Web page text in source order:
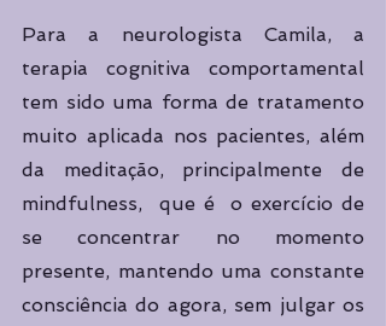
Para a neurologista Camila, a
terapia cognitiva comportamental
tem sido uma forma de tratamento
muito aplicada nos pacientes, além
da meditação, principalmente de
mindfulness,  que é  o exercício de
se concentrar no momento
presente, mantendo uma constante
consciência do agora, sem julgar os